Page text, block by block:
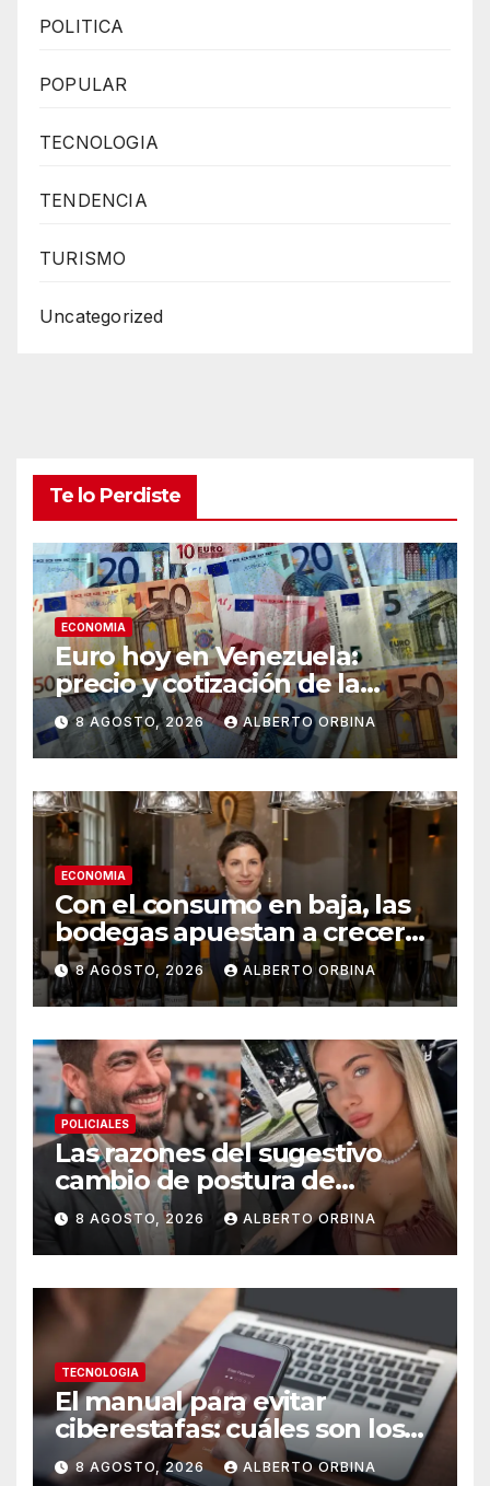
POLITICA
POPULAR
TECNOLOGIA
TENDENCIA
TURISMO
Uncategorized
Te lo Perdiste
ECONOMIA
Euro hoy en Venezuela:
precio y cotización de la
divisa este sábado 8 de
agosto de 2026
8 AGOSTO, 2026 ALBERTO ORBINA
ECONOMIA
Con el consumo en baja, las
bodegas apuestan a crecer
transformando el vino
argentino en una experiencia
gourmet
8 AGOSTO, 2026 ALBERTO ORBINA
POLICIALES
Las razones del sugestivo
cambio de postura de
Candela Arizaga y los
beneficios de ser un Moyano
8 AGOSTO, 2026 ALBERTO ORBINA
TECNOLOGIA
El manual para evitar
ciberestafas: cuáles son los
engaños más comunes y las
8 AGOSTO, 2026 ALBERTO ORBINA